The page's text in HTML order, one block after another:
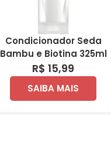
Condicionador Seda
Bambu e Biotina 325ml
R$ 15,99
SAIBA MAIS